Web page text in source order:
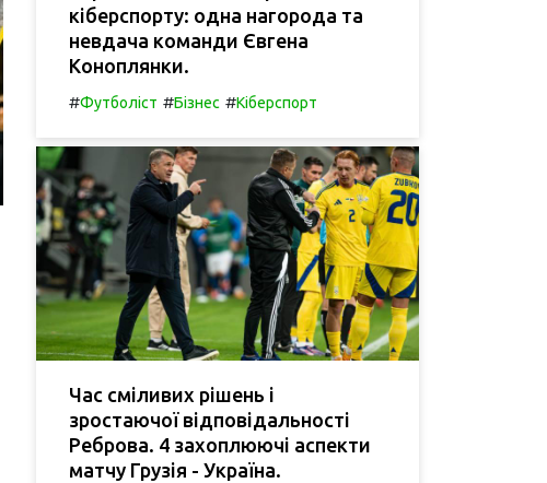
кіберспорту: одна нагорода та
невдача команди Євгена
Коноплянки.
#Футболіст #Бізнес #Кіберспорт
Час сміливих рішень і
зростаючої відповідальності
Реброва. 4 захоплюючі аспекти
матчу Грузія - Україна.